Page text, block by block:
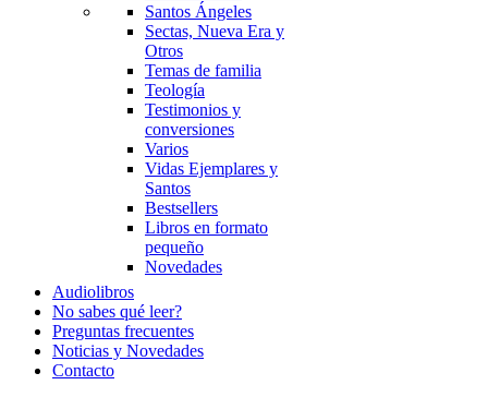
Santos Ángeles
Sectas, Nueva Era y
Otros
Temas de familia
Teología
Testimonios y
conversiones
Varios
Vidas Ejemplares y
Santos
Bestsellers
Libros en formato
pequeño
Novedades
Audiolibros
No sabes qué leer?
Preguntas frecuentes
Noticias y Novedades
Contacto